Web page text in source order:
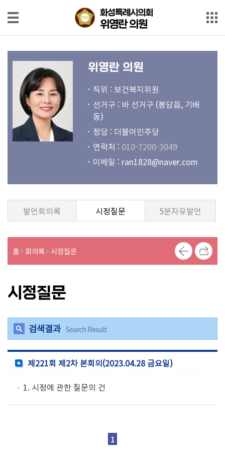
본문으로 바로가기
메인메뉴 바로가기
화성특례시의회
위영란 의원
의
원
개
회
영
발
안
정
활
동
사
진
화성특례시의회
위영란 의원
위영란 의원
직위 : 보건복지위원
선거구 : 바 선거구 (봉담읍, 기배
동)
정당 : 더불어민주당
연락처 : 010-7200-3049
이메일 : ran1828@naver.com
발언회의록 시정질문 5분자유발언
홈 회의록 시정질문
시정질문
검색결과 Search Result
제221회 제2차 본회의(2023.04.28 금요일)
1. 시정에 관한 질문의 건
1